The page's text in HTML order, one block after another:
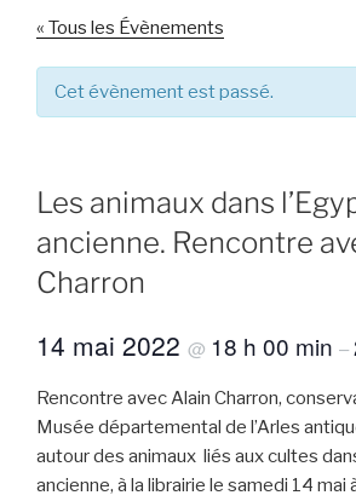
« Tous les Évènements
Cet évènement est passé.
Les animaux dans
ancienne. Rencontre
Charron
14 mai 2022 @ 18 h 00 min –
Rencontre avec Alain Charron,
Musée départemental de l’Arles
autour des animaux liés aux cultes
ancienne, à la librairie le samedi 14 mai